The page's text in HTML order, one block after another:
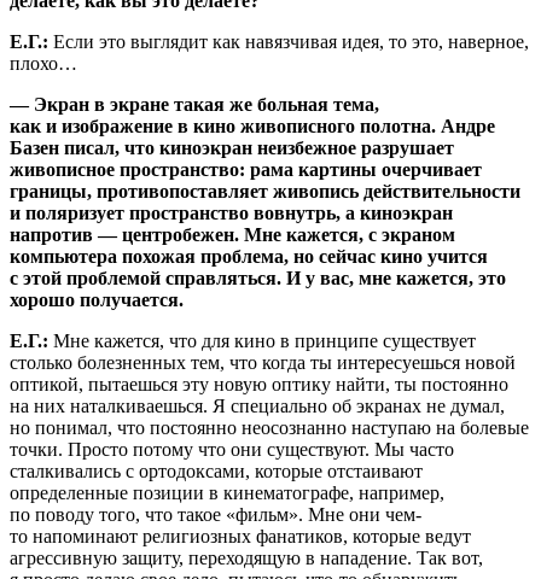
Е.Г.: Если это выглядит как навязчивая идея, то это, наверное,
плохо…
— Экран в экране такая же больная тема,
как и изображение в кино живописного полотна. Андре
Базен писал, что киноэкран неизбежное разрушает
живописное пространство: рама картины очерчивает
границы, противопоставляет живопись действительности
и поляризует пространство вовнутрь, а киноэкран
напротив — центробежен. Мне кажется, с экраном
компьютера похожая проблема, но сейчас кино учится
с этой проблемой справляться. И у вас, мне кажется, это
хорошо получается.
Е.Г.: Мне кажется, что для кино в принципе существует
столько болезненных тем, что когда ты интересуешься новой
оптикой, пытаешься эту новую оптику найти, ты постоянно
на них наталкиваешься. Я специально об экранах не думал,
но понимал, что постоянно неосознанно наступаю на болевые
точки. Просто потому что они существуют. Мы часто
сталкивались с ортодоксами, которые отстаивают
определенные позиции в кинематографе, например,
по поводу того, что такое «фильм». Мне они чем-
то напоминают религиозных фанатиков, которые ведут
агрессивную защиту, переходящую в нападение. Так вот,